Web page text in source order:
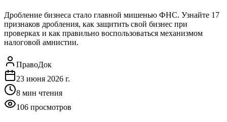
Дробление бизнеса стало главной мишенью ФНС. Узнайте 17
признаков дробления, как защитить свой бизнес при
проверках и как правильно воспользоваться механизмом
налоговой амнистии.
ПравоДок
23 июня 2026 г.
8 мин чтения
106 просмотров